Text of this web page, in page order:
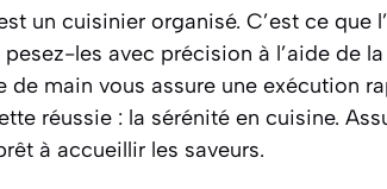
un cuisinier organisé. C’est ce que
les avec précision à l’aide de
main vous assure une exécution
réussie : la sérénité en cuisine.
à accueillir les saveurs.